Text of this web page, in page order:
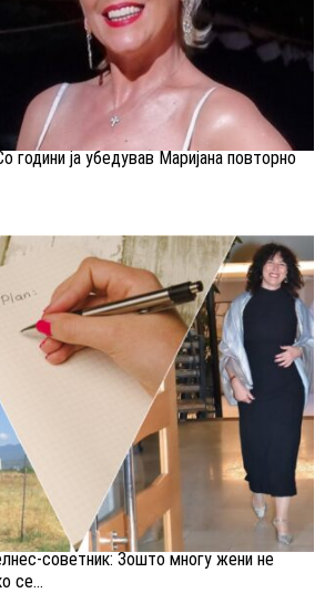
години ја убедував Маријана повторно
советник: Зошто многу жени не
се...